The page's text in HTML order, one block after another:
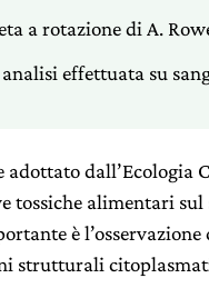
a rotazione di A.
effettuata su
dall’Ecologia
tossiche alimentari sul
è l’osservazione
strutturali